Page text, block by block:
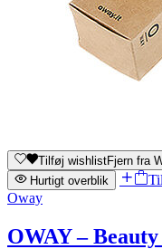
Tilføj wishlistFjern fra
Hurtigt overblik
Oway
OWAY –